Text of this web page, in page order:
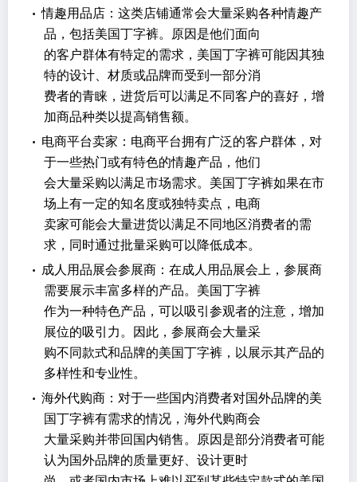
• 情趣用品店：这类店铺通常会大量采购各种情趣产
品，包括美国丁字裤。原因是他们面向
的客户群体有特定的需求，美国丁字裤可能因其独
特的设计、材质或品牌而受到一部分消
费者的青睐，进货后可以满足不同客户的喜好，增
加商品种类以提高销售额。
• 电商平台卖家：电商平台拥有广泛的客户群体，对
于一些热门或有特色的情趣产品，他们
会大量采购以满足市场需求。美国丁字裤如果在市
场上有一定的知名度或独特卖点，电商
卖家可能会大量进货以满足不同地区消费者的需
求，同时通过批量采购可以降低成本。
• 成人用品展会参展商：在成人用品展会上，参展商
需要展示丰富多样的产品。美国丁字裤
作为一种特色产品，可以吸引参观者的注意，增加
展位的吸引力。因此，参展商会大量采
购不同款式和品牌的美国丁字裤，以展示其产品的
多样性和专业性。
• 海外代购商：对于一些国内消费者对国外品牌的美
国丁字裤有需求的情况，海外代购商会
大量采购并带回国内销售。原因是部分消费者可能
认为国外品牌的质量更好、设计更时